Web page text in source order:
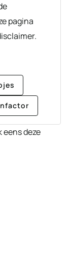
pagina
eens deze